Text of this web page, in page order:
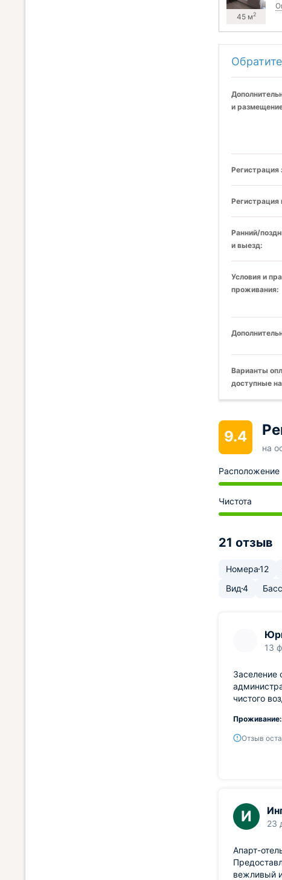
45 м2
и
Регистрация
Регистрация
Ранний/
и выезд:
Условия и
проживания:
Варианты
доступные
9.4
на
Расположение
Чистота
21 отзыв
Номера12
Вид4
13
Заселение
чистого
Проживание:
Отзыв
И 23
Апарт-
вежливый